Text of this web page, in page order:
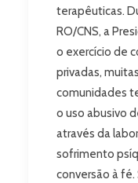
terapêuticas.
RO/CNS, a
o exercício de
privadas,
comunidades
o uso abusivo
através da
sofrimento
conversão à fé.